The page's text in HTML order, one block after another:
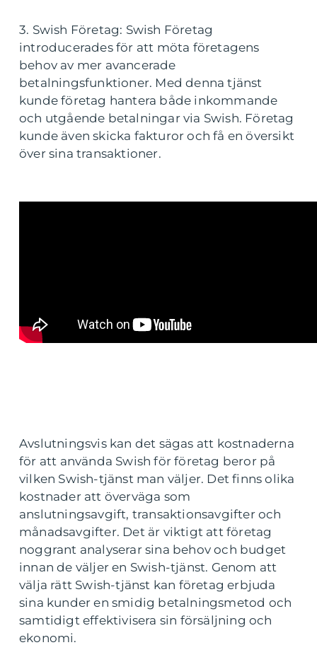
3. Swish Företag: Swish Företag
introducerades för att möta företagens
behov av mer avancerade
betalningsfunktioner. Med denna tjänst
kunde företag hantera både inkommande
och utgående betalningar via Swish. Företag
kunde även skicka fakturor och få en översikt
över sina transaktioner.
Avslutningsvis kan det sägas att kostnaderna
för att använda Swish för företag beror på
vilken Swish-tjänst man väljer. Det finns olika
kostnader att överväga som
anslutningsavgift, transaktionsavgifter och
månadsavgifter. Det är viktigt att företag
noggrant analyserar sina behov och budget
innan de väljer en Swish-tjänst. Genom att
välja rätt Swish-tjänst kan företag erbjuda
sina kunder en smidig betalningsmetod och
samtidigt effektivisera sin försäljning och
ekonomi.